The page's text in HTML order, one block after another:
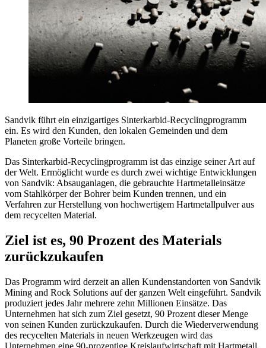
Sandvik führt ein einzigartiges Sinterkarbid-Recyclingprogramm
ein. Es wird den Kunden, den lokalen Gemeinden und dem
Planeten große Vorteile bringen.
Das Sinterkarbid-Recyclingprogramm ist das einzige seiner Art auf
der Welt. Ermöglicht wurde es durch zwei wichtige Entwicklungen
von Sandvik: Absauganlagen, die gebrauchte Hartmetalleinsätze
vom Stahlkörper der Bohrer beim Kunden trennen, und ein
Verfahren zur Herstellung von hochwertigem Hartmetallpulver aus
dem recycelten Material.
Ziel ist es, 90 Prozent des Materials
zurückzukaufen
Das Programm wird derzeit an allen Kundenstandorten von Sandvik
Mining and Rock Solutions auf der ganzen Welt eingeführt. Sandvik
produziert jedes Jahr mehrere zehn Millionen Einsätze. Das
Unternehmen hat sich zum Ziel gesetzt, 90 Prozent dieser Menge
von seinen Kunden zurückzukaufen. Durch die Wiederverwendung
des recycelten Materials in neuen Werkzeugen wird das
Unternehmen eine 90-prozentige Kreislaufwirtschaft mit Hartmetall